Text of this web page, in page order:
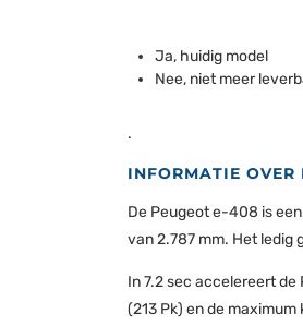
Ja, huidig model
Nee, niet meer
.
INFORMATIE
De Peugeot e-408 is
van 2.787 mm. Het ledig
In 7.2 sec accelereert
(213 Pk) en de